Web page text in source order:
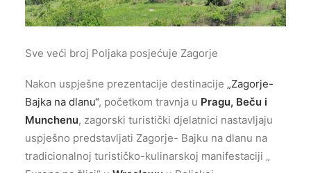
Sve veći broj Poljaka posjećuje Zagorje
Nakon uspješne prezentacije destinacije „Zagorje-
Bajka na dlanu“, početkom travnja u Pragu, Beču i
Munchenu, zagorski turistički djelatnici nastavljaju
uspješno predstavljati Zagorje- Bajku na dlanu na
tradicionalnoj turističko-kulinarskoj manifestaciji „